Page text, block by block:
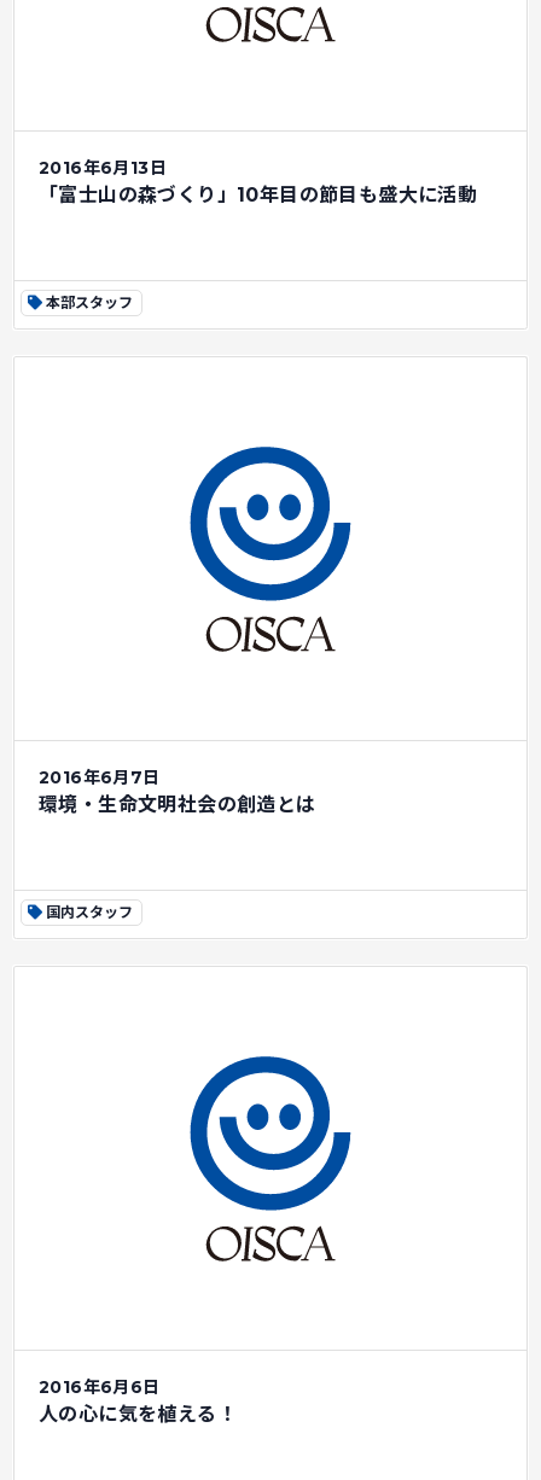
2016年6月13日
「富士山の森づくり」10年目の節目も盛大に活動
本部スタッフ
2016年6月7日
環境・生命文明社会の創造とは
国内スタッフ
2016年6月6日
人の心に気を植える！